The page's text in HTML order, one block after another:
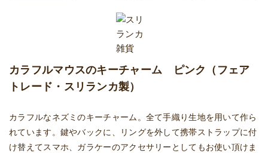
カラフルマウスのキーチャーム ピンク（フェア
トレード・スリランカ製）
カラフルなネズミのキーチャーム。全て手織り生地を用いて作ら
れています。鍵やバックに、リングを外して携帯ストラップに付
け替えてスマホ、ガラケーのアクセサリーとしてもお使い頂けま